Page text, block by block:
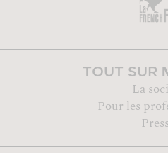
TOUT SUR
La
Pour les